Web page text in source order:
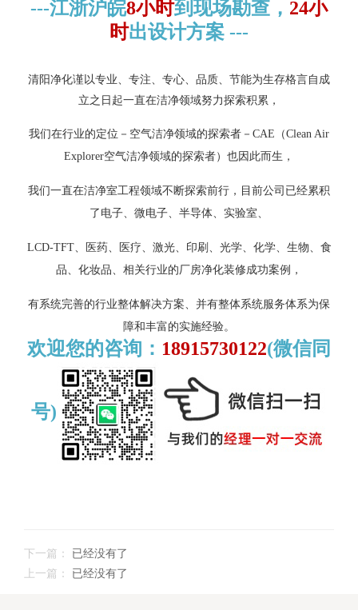
---江浙沪皖8小时到现场勘查， 24小
时出设计方案 ---
清阳净化谨以专业、专注、专心、品质、节能为生存格言自成
立之日起一直在洁净领域努力探索积累，
我们在行业的定位－空气洁净领域的探索者－CAE（Clean Air
Explorer空气洁净领域的探索者）也因此而生，
我们一直在洁净室工程领域不断探索前行，目前公司已经累积
了电子、微电子、半导体、实验室、
LCD-TFT、医药、医疗、激光、印刷、光学、化学、生物、食
品、化妆品、相关行业的厂房净化装修成功案例，
有系统完善的行业整体解决方案、并有整体系统服务体系为保
障和丰富的实施经验。
欢迎您的咨询： 18915730122(微信同
号)
下一篇： 已经没有了
上一篇： 已经没有了